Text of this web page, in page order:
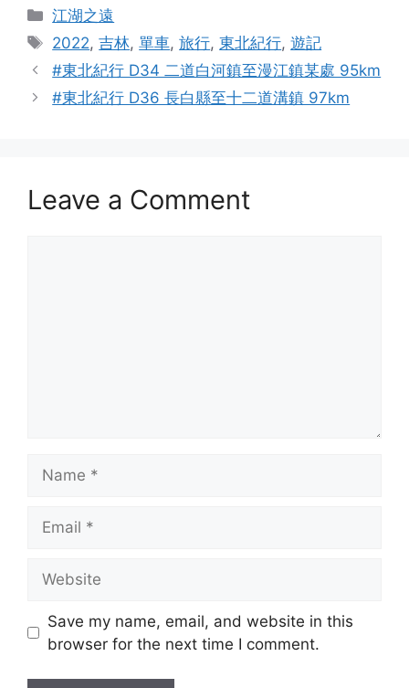
Categories
江湖之遠
Tags
2022,吉林,單車,旅行,東北紀行,遊記
#東北紀行 D34 二道白河鎮至漫江鎮某處 95km
#東北紀行 D36 長白縣至十二道溝鎮 97km
Leave a Comment
Save my name, email, and website in this
browser for the next time I comment.